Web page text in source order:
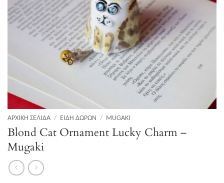
ΑΡΧΙΚΉ ΣΕΛΊΔΑ / ΕΊΔΗ ΔΏΡΩΝ / MUGAKI
Blond Cat Ornament Lucky Charm –
Mugaki